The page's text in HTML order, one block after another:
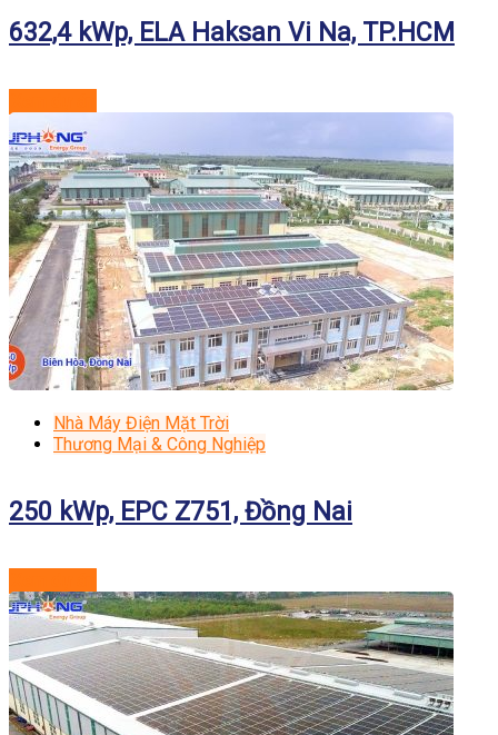
632,4 kWp, ELA Haksan Vi Na, TP.HCM
Nhà Máy Điện Mặt Trời
Thương Mại & Công Nghiệp
250 kWp, EPC Z751, Đồng Nai